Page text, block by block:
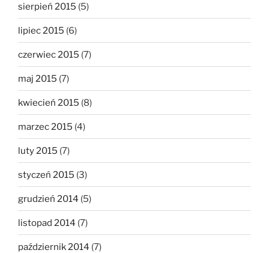
sierpień 2015 (5)
lipiec 2015 (6)
czerwiec 2015 (7)
maj 2015 (7)
kwiecień 2015 (8)
marzec 2015 (4)
luty 2015 (7)
styczeń 2015 (3)
grudzień 2014 (5)
listopad 2014 (7)
październik 2014 (7)